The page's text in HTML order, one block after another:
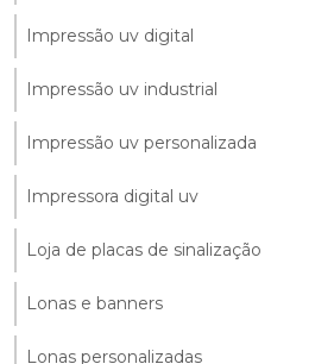
Impressão uv digital
Impressão uv industrial
Impressão uv personalizada
Impressora digital uv
Loja de placas de sinalização
Lonas e banners
Lonas personalizadas